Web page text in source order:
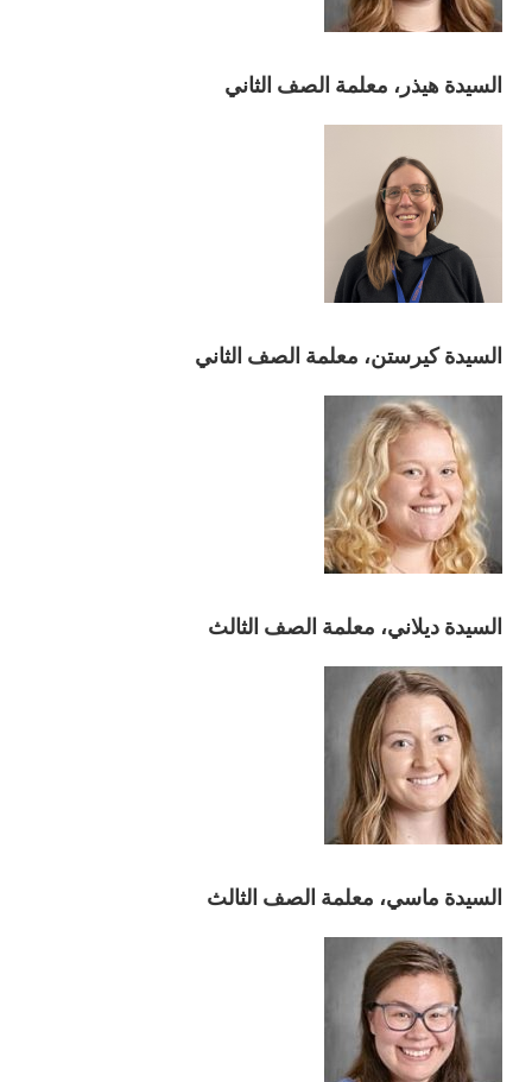
السيدة هيذر، معلمة الصف الثاني
السيدة كيرستن، معلمة الصف الثاني
السيدة ديلاني، معلمة الصف الثالث
السيدة ماسي، معلمة الصف الثالث